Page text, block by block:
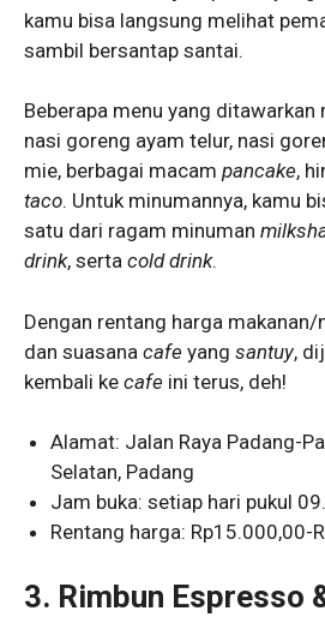
kamu bisa langsung melihat
sambil bersantap santai.
Beberapa menu yang
nasi goreng ayam telur, nasi
mie, berbagai macam pancake,
taco. Untuk minumannya, kamu
satu dari ragam minuman
drink, serta cold drink.
Dengan rentang harga
dan suasana cafe yang santuy,
kembali ke cafe ini terus, deh!
Alamat: Jalan Raya Padang-
Selatan, Padang
Jam buka: setiap hari pukul
Rentang harga: Rp15.000,00-
3. Rimbun Espresso